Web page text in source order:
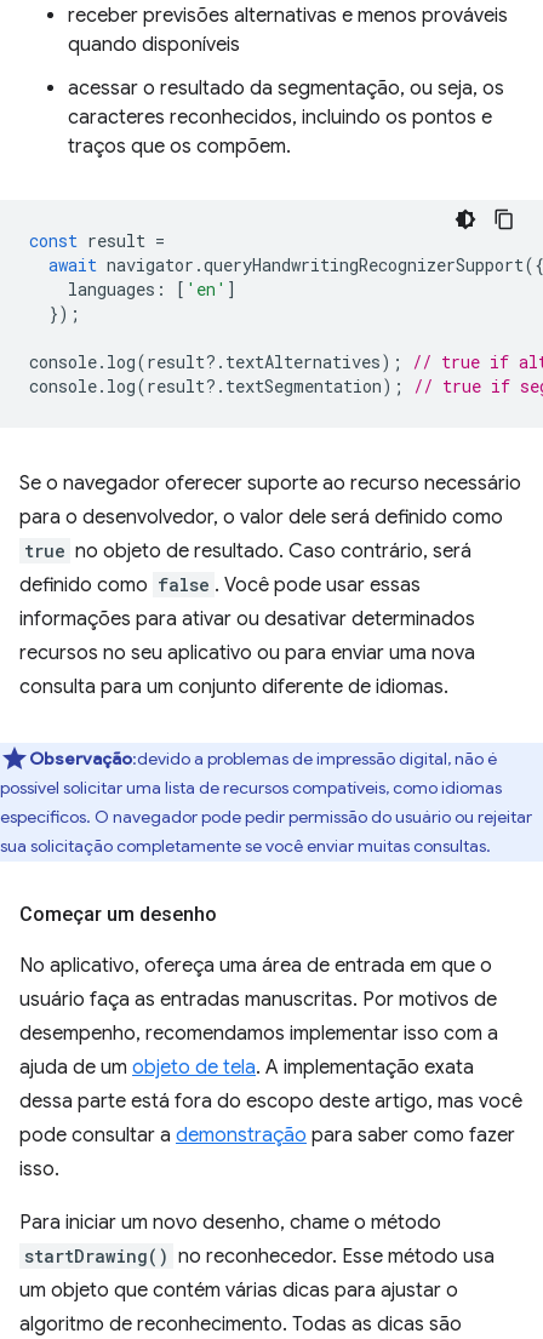
receber previsões alternativas e menos prováveis
quando disponíveis
acessar o resultado da segmentação, ou seja, os
caracteres reconhecidos, incluindo os pontos e
traços que os compõem.
const result =
await navigator .queryHandwritingRecognizerSupport({
languages : [ 'en' ]
});
console. log(result? . textAlternatives);
// true if
console. log(result? . textSegmentation); // true if
Se o navegador oferecer suporte ao recurso necessário
para o desenvolvedor, o valor dele será definido como
true no objeto de resultado. Caso contrário, será
definido como false . Você pode usar essas
informações para ativar ou desativar determinados
recursos no seu aplicativo ou para enviar uma nova
consulta para um conjunto diferente de idiomas.
Observação:devido a problemas de impressão digital, não é
possível solicitar uma lista de recursos compatíveis, como idiomas
específicos. O navegador pode pedir permissão do usuário ou rejeitar
sua solicitação completamente se você enviar muitas consultas.
Começar um desenho
No aplicativo, ofereça uma área de entrada em que o
usuário faça as entradas manuscritas. Por motivos de
desempenho, recomendamos implementar isso com a
ajuda de um objeto de tela. A implementação exata
dessa parte está fora do escopo deste artigo, mas você
pode consultar a demonstração para saber como fazer
isso.
Para iniciar um novo desenho, chame o método
startDrawing() no reconhecedor. Esse método usa
um objeto que contém várias dicas para ajustar o
algoritmo de reconhecimento. Todas as dicas são